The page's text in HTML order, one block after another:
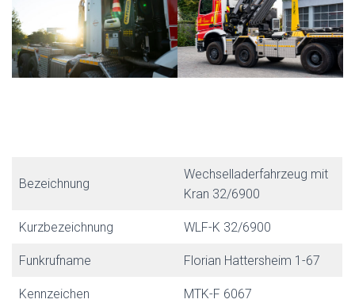
Bezeichnung
Wechselladerfahrzeug mit
Kran 32/6900
Kurzbezeichnung WLF-K 32/6900
Funkrufname Florian Hattersheim 1-67
Kennzeichen MTK-F 6067